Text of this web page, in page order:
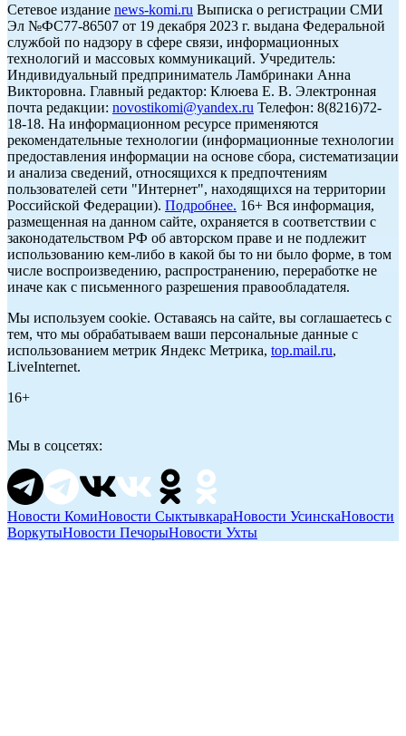
Cетевое издание news-komi.ru Выписка о регистрации СМИ
Эл №ФС77-86507 от 19 декабря 2023 г. выдана Федеральной
службой по надзору в сфере связи, информационных
технологий и массовых коммуникаций. Учредитель:
Индивидуальный предприниматель Ламбринаки Анна
Викторовна. Главный редактор: Клюева Е. В. Электронная
почта редакции: novostikomi@yandex.ru Телефон: 8(8216)72-
18-18. На информационном ресурсе применяются
рекомендательные технологии (информационные технологии
предоставления информации на основе сбора, систематизации
и анализа сведений, относящихся к предпочтениям
пользователей сети "Интернет", находящихся на территории
Российской Федерации). Подробнее. 16+ Вся информация,
размещенная на данном сайте, охраняется в соответствии с
законодательством РФ об авторском праве и не подлежит
использованию кем-либо в какой бы то ни было форме, в том
числе воспроизведению, распространению, переработке не
иначе как с письменного разрешения правообладателя.
Мы используем cookie. Оставаясь на сайте, вы соглашаетесь с
тем, что мы обрабатываем ваши персональные данные с
использованием метрик Яндекс Метрика, top.mail.ru,
LiveInternet.
16+
Мы в соцсетях:
Новости КомиНовости СыктывкараНовости УсинскаНовости
ВоркутыНовости ПечорыНовости Ухты